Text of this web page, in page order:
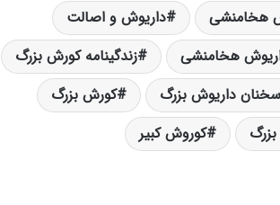
هخامنشی
داریوش و اصالت
هخامنشی
زندگینامه کورش بزرگ
سخنان داریوش بزرگ
کورش بزرگ
کوروش کبیر